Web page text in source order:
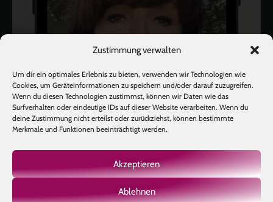
Zustimmung verwalten
Um dir ein optimales Erlebnis zu bieten, verwenden wir Technologien wie
Cookies, um Geräteinformationen zu speichern und/oder darauf zuzugreifen.
Wenn du diesen Technologien zustimmst, können wir Daten wie das
Surfverhalten oder eindeutige IDs auf dieser Website verarbeiten. Wenn du
deine Zustimmung nicht erteilst oder zurückziehst, können bestimmte
Merkmale und Funktionen beeinträchtigt werden.
Akzeptieren
Ablehnen